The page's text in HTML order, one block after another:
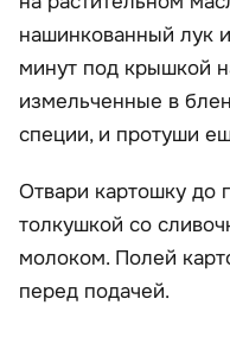
нашинкованный лук
минут под крышкой
измельченные в
специи, и протуши
Отвари картошку до
толкушкой со
молоком. Полей
перед подачей.